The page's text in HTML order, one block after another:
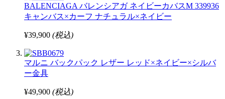
BALENCIAGA バレンシアガ ネイビーカバスM 339936
キャンバス×カーフ ナチュラル×ネイビー
¥39,900 (税込)
マルニ バックパック レザー レッド×ネイビー×シルバ
ー金具
¥49,900 (税込)